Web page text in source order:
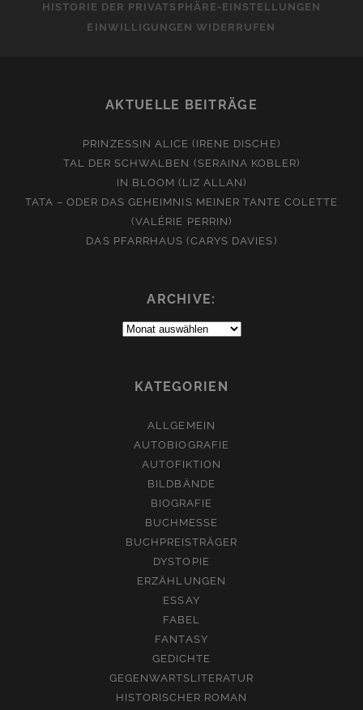
HISTORIE DER PRIVATSPHÄRE-EINSTELLUNGEN
EINWILLIGUNGEN WIDERRUFEN
AKTUELLE BEITRÄGE
PRINZESSIN ALICE (IRENE DISCHE)
TAL DER SCHWALBEN (SERAINA KOBLER)
IN BLOOM (LIZ ALLAN)
TATA – ODER DAS GEHEIMNIS MEINER TANTE COLETTE
(VALÉRIE PERRIN)
DAS PFARRHAUS (CARYS DAVIES)
ARCHIVE:
Archive:
KATEGORIEN
ALLGEMEIN
AUTOBIOGRAFIE
AUTOFIKTION
BILDBÄNDE
BIOGRAFIE
BUCHMESSE
BUCHPREISTRÄGER
DYSTOPIE
ERZÄHLUNGEN
ESSAY
FABEL
FANTASY
GEDICHTE
GEGENWARTSLITERATUR
HISTORISCHER ROMAN